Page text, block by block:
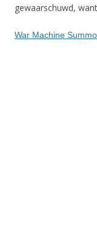
gewaarschuwd,
War Machine